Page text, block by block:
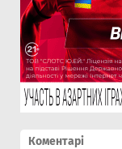
Коментарі